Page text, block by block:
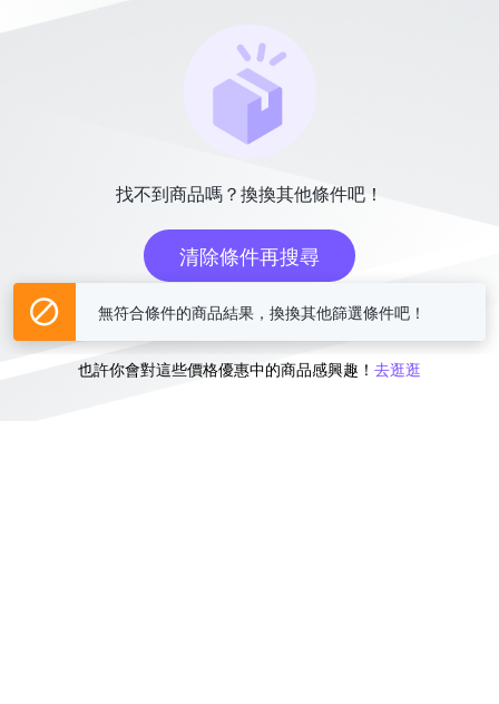
找不到商品嗎？換換其他條件吧！
清除條件再搜尋
或
也許你會對這些價格優惠中的商品感興趣！ 去逛逛
無符合條件的商品結果，換換其他篩選條件吧！